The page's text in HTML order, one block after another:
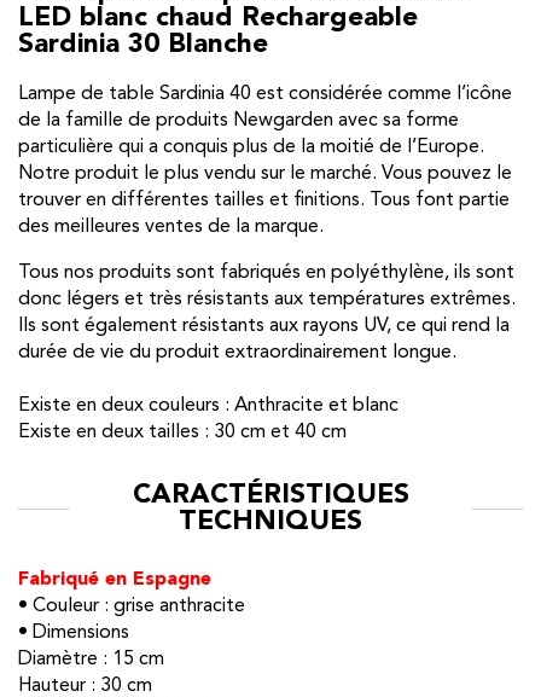
LED blanc chaud Rechargeable
Sardinia 30 Blanche
Lampe de table Sardinia 40 est considérée comme l’icône
de la famille de produits Newgarden avec sa forme
particulière qui a conquis plus de la moitié de l’Europe.
Notre produit le plus vendu sur le marché. Vous pouvez le
trouver en différentes tailles et finitions. Tous font partie
des meilleures ventes de la marque.
Tous nos produits sont fabriqués en polyéthylène, ils sont
donc légers et très résistants aux températures extrêmes.
Ils sont également résistants aux rayons UV, ce qui rend la
durée de vie du produit extraordinairement longue.
Existe en deux couleurs : Anthracite et blanc
Existe en deux tailles : 30 cm et 40 cm
CARACTÉRISTIQUES
TECHNIQUES
Fabriqué en Espagne
• Couleur : grise anthracite
• Dimensions
Diamètre : 15 cm
Hauteur : 30 cm